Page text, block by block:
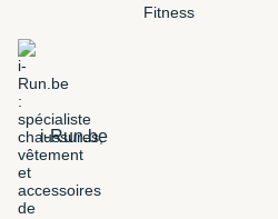
i-Run.be